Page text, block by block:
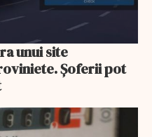
unui site
Șoferii pot